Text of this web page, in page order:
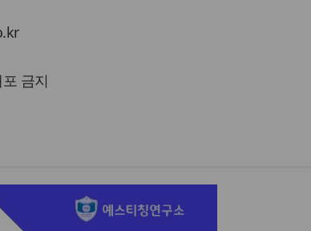
금지